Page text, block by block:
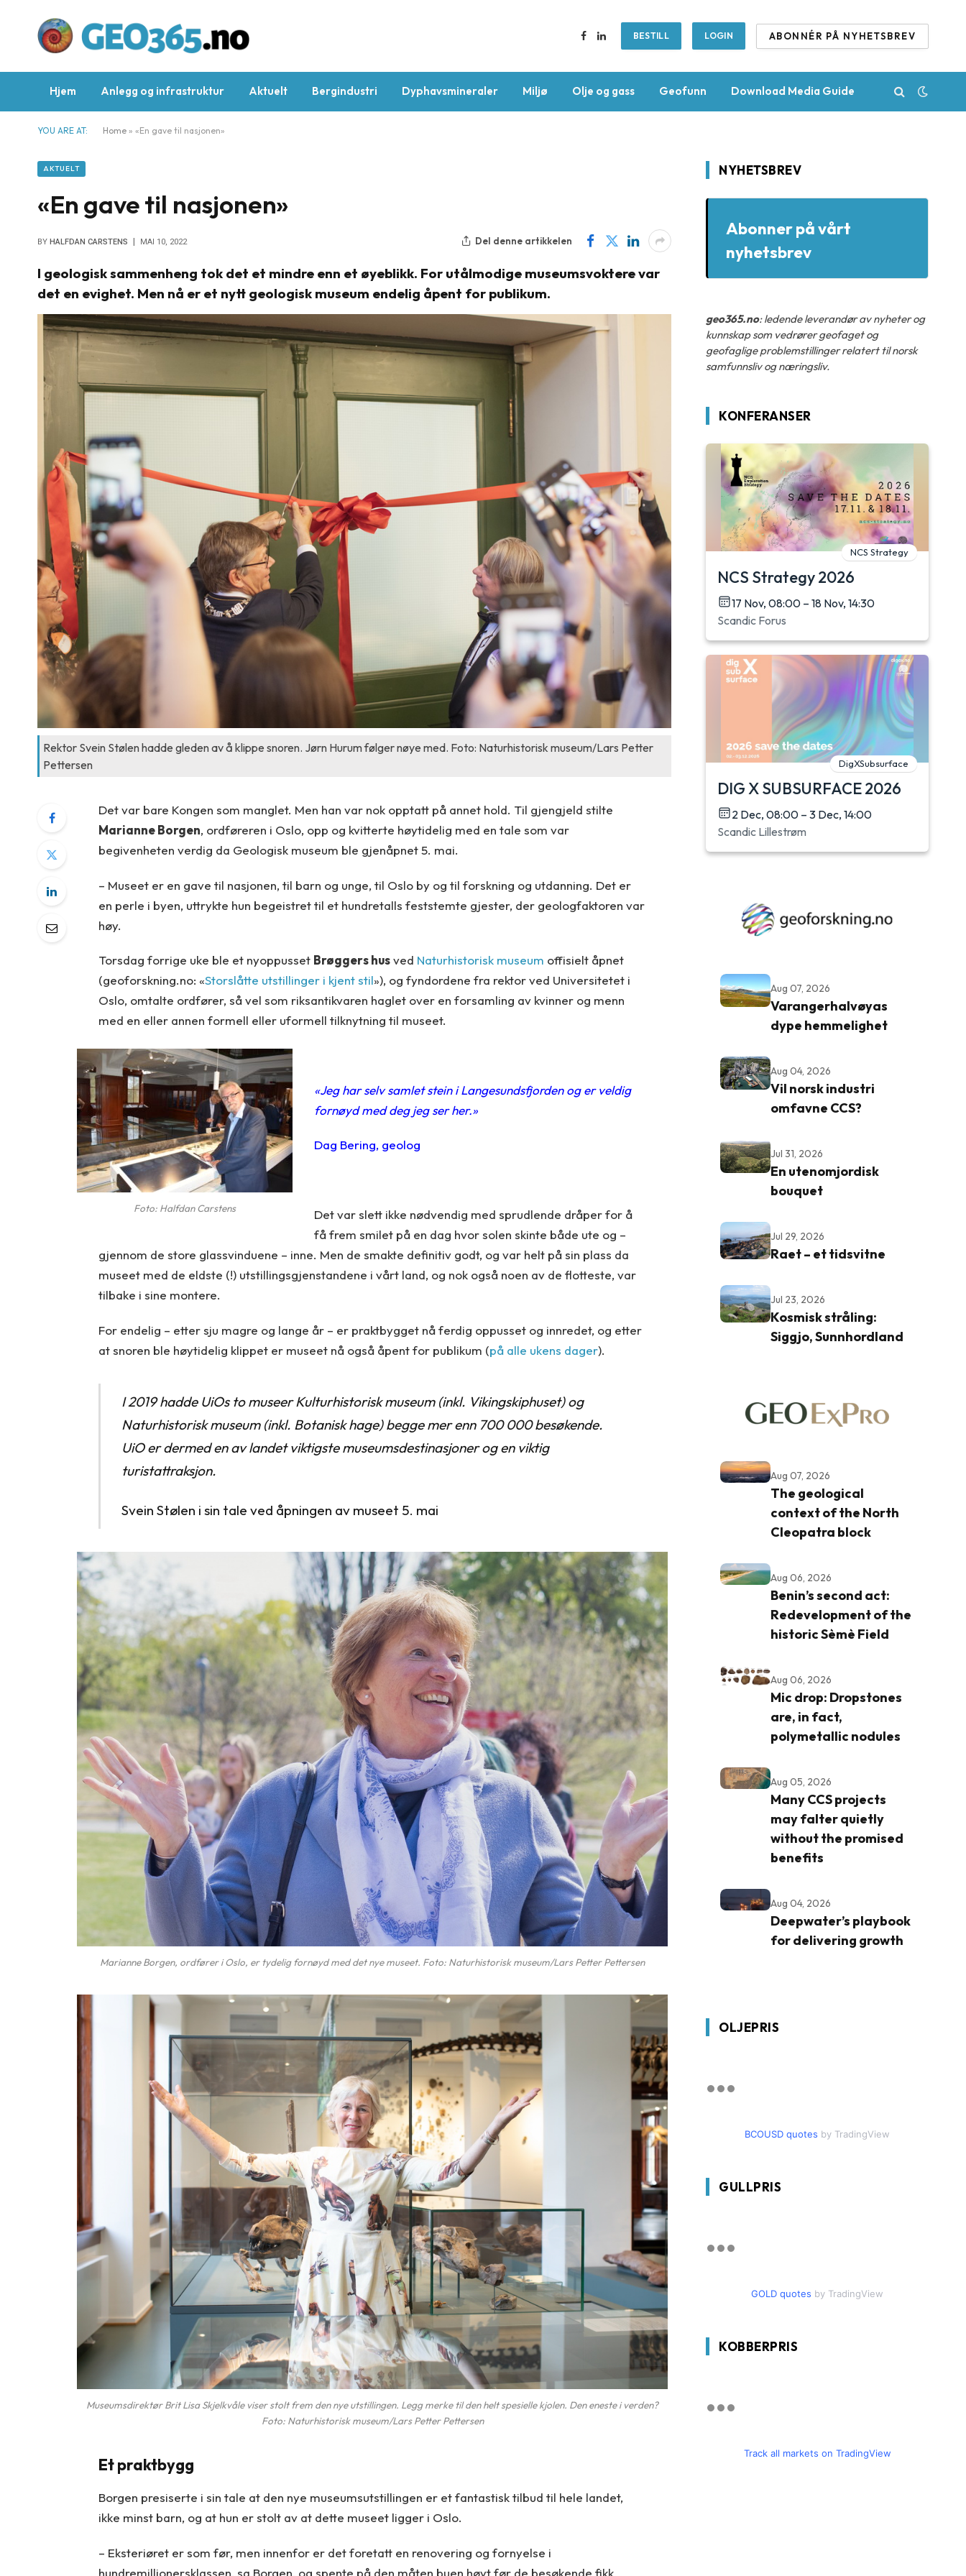
Facebook
LinkedInBESTILL LOGIN ABONNÉR PÅ NYHETSBREV
Hjem Anlegg og infrastruktur Aktuelt Bergindustri Dyphavsmineraler Miljø Olje og gass Geofunn Download Media Guide
YOU ARE AT: Home » «En gave til nasjonen»
AKTUELT
«En gave til nasjonen»
BY HALFDAN CARSTENS MAI 10, 2022 Del denne artikkelen
I geologisk sammenheng tok det et mindre enn et øyeblikk. For utålmodige museumsvoktere var
det en evighet. Men nå er et nytt geologisk museum endelig åpent for publikum.
Rektor Svein Stølen hadde gleden av å klippe snoren. Jørn Hurum følger nøye med. Foto: Naturhistorisk museum/Lars Petter
Pettersen
Det var bare Kongen som manglet. Men han var nok opptatt på annet hold. Til gjengjeld stilte
Marianne Borgen, ordføreren i Oslo, opp og kvitterte høytidelig med en tale som var
begivenheten verdig da Geologisk museum ble gjenåpnet 5. mai.
– Museet er en gave til nasjonen, til barn og unge, til Oslo by og til forskning og utdanning. Det er
en perle i byen, uttrykte hun begeistret til et hundretalls feststemte gjester, der geologfaktoren var
høy.
Torsdag forrige uke ble et nyoppusset Brøggers husved Naturhistorisk museum offisielt åpnet
(geoforskning.no: «Storslåtte utstillinger i kjent stil»), og fyndordene fra rektor ved Universitetet i
Oslo, omtalte ordfører, så vel som riksantikvaren haglet over en forsamling av kvinner og menn
med en eller annen formell eller uformell tilknytning til museet.
Foto: Halfdan Carstens
«Jeg har selv samlet stein i Langesundsfjorden og er veldig
fornøyd med deg jeg ser her.»
Dag Bering, geolog
Det var slett ikke nødvendig med sprudlende dråper for å
få frem smilet på en dag hvor solen skinte både ute og –
gjennom de store glassvinduene – inne. Men de smakte definitiv godt, og var helt på sin plass da
museet med de eldste (!) utstillingsgjenstandene i vårt land, og nok også noen av de flotteste, var
tilbake i sine montere.
For endelig – etter sju magre og lange år – er praktbygget nå ferdig oppusset og innredet, og etter
at snoren ble høytidelig klippet er museet nå også åpent for publikum (på alle ukens dager).
I 2019 hadde UiOs to museer Kulturhistorisk museum (inkl. Vikingskiphuset) og
Naturhistorisk museum (inkl. Botanisk hage) begge mer enn 700 000 besøkende.
UiO er dermed en av landet viktigste museumsdestinasjoner og en viktig
turistattraksjon.
Svein Stølen i sin tale ved åpningen av museet 5. mai
Marianne Borgen, ordfører i Oslo, er tydelig fornøyd med det nye museet. Foto: Naturhistorisk museum/Lars Petter Pettersen
Museumsdirektør Brit Lisa Skjelkvåle viser stolt frem den nye utstillingen. Legg merke til den helt spesielle kjolen. Den eneste i verden?
Foto: Naturhistorisk museum/Lars Petter Pettersen
Et praktbygg
Borgen presiserte i sin tale at den nye museumsutstillingen er et fantastisk tilbud til hele landet,
ikke minst barn, og at hun er stolt av at dette museet ligger i Oslo.
– Eksteriøret er som før, men innenfor er det foretatt en renovering og fornyelse i
hundremillionersklassen, sa Borgen, og spente på den måten buen høyt før de besøkende fikk
NYHETSBREV
Abonner på vårt
nyhetsbrev
geo365.no: ledende leverandør av nyheter og
kunnskap som vedrører geofaget og
geofaglige problemstillinger relatert til norsk
samfunnsliv og næringsliv.
KONFERANSER
NCS Strategy
NCS Strategy 2026
17 Nov, 08:00 – 18 Nov, 14:30
Scandic Forus
DigXSubsurface
DIG X SUBSURFACE 2026
2 Dec, 08:00 – 3 Dec, 14:00
Scandic Lillestrøm
Aug 07, 2026
Varangerhalvøyas
dype hemmelighet
Aug 04, 2026
Vil norsk industri
omfavne CCS?
Jul 31, 2026
En utenomjordisk
bouquet
Jul 29, 2026
Raet – et tidsvitne
Jul 23, 2026
Kosmisk stråling:
Siggjo, Sunnhordland
Aug 07, 2026
The geological
context of the North
Cleopatra block
Aug 06, 2026
Benin’s second act:
Redevelopment of the
historic Sèmè Field
Aug 06, 2026
Mic drop: Dropstones
are, in fact,
polymetallic nodules
Aug 05, 2026
Many CCS projects
may falter quietly
without the promised
benefits
Aug 04, 2026
Deepwater’s playbook
for delivering growth
OLJEPRIS
BCOUSD quotes by TradingView
GULLPRIS
GOLD quotes by TradingView
KOBBERPRIS
Track all markets on TradingView